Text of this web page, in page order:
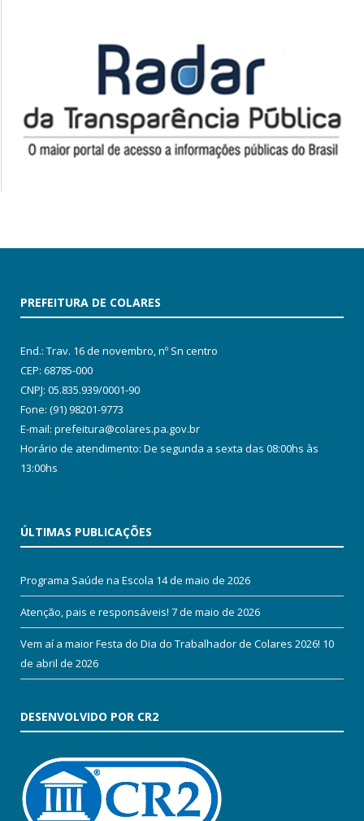
PREFEITURA DE COLARES
End.: Trav. 16 de novembro, nº Sn centro
CEP: 68785-000
CNPJ: 05.835.939/0001-90
Fone: (91) 98201-9773
E-mail: prefeitura@colares.pa.gov.br
Horário de atendimento: De segunda a sexta das 08:00hs às
13:00hs
ÚLTIMAS PUBLICAÇÕES
Programa Saúde na Escola 14 de maio de 2026
Atenção, pais e responsáveis! 7 de maio de 2026
Vem aí a maior Festa do Dia do Trabalhador de Colares 2026! 10
de abril de 2026
DESENVOLVIDO POR CR2